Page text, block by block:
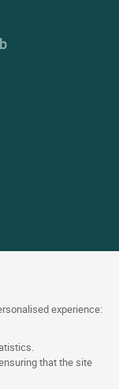
experience:
that the site